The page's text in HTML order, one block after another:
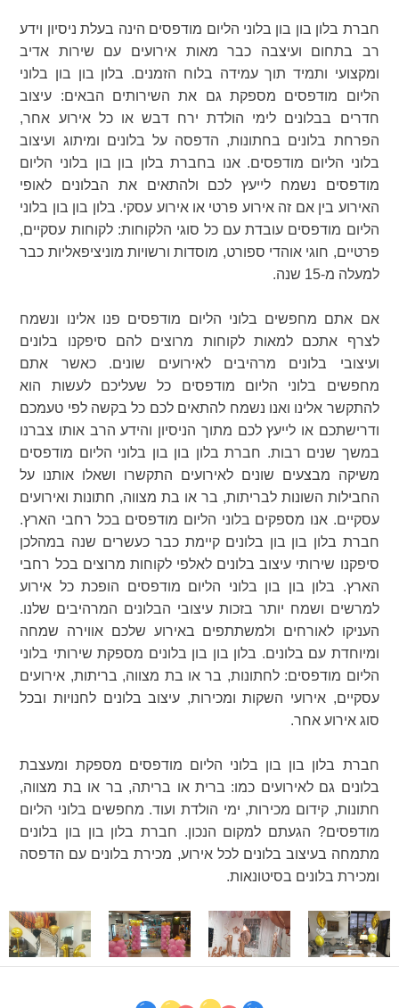
חברת בלון בון בון בלוני הליום מודפסים הינה בעלת ניסיון וידע
רב בתחום ועיצבה כבר מאות אירועים עם שירות אדיב
ומקצועי ותמיד תוך עמידה בלוח הזמנים. בלון בון בון בלוני
הליום מודפסים מספקת גם את השירותים הבאים: עיצוב
חדרים בבלונים לימי הולדת ירח דבש או כל אירוע אחר,
הפרחת בלונים בחתונות, הדפסה על בלונים ומיתוג ועיצוב
בלוני הליום מודפסים. אנו בחברת בלון בון בון בלוני הליום
מודפסים נשמח לייעץ לכם ולהתאים את הבלונים לאופי
האירוע בין אם זה אירוע פרטי או אירוע עסקי. בלון בון בון בלוני
הליום מודפסים עובדת עם כל סוגי הלקוחות: לקוחות עסקיים,
פרטיים, חוגי אוהדי ספורט, מוסדות ורשויות מוניציפאליות כבר
למעלה מ-15 שנה.
אם אתם מחפשים בלוני הליום מודפסים פנו אלינו ונשמח
לצרף אתכם למאות לקוחות מרוצים להם סיפקנו בלונים
ועיצובי בלונים מרהיבים לאירועים שונים. כאשר אתם
מחפשים בלוני הליום מודפסים כל שעליכם לעשות הוא
להתקשר אלינו ואנו נשמח להתאים לכם כל בקשה לפי טעמכם
ודרישתכם או לייעץ לכם מתוך הניסיון והידע הרב אותו צברנו
במשך שנים רבות. חברת בלון בון בון בלוני הליום מודפסים
משיקה מבצעים שונים לאירועים התקשרו ושאלו אותנו על
החבילות השונות לבריתות, בר או בת מצווה, חתונות ואירועים
עסקיים. אנו מספקים בלוני הליום מודפסים בכל רחבי הארץ.
חברת בלון בון בון בלונים קיימת כבר כעשרים שנה במהלכן
סיפקנו שירותי עיצוב בלונים לאלפי לקוחות מרוצים בכל רחבי
הארץ. בלון בון בון בלוני הליום מודפסים הופכת כל אירוע
למרשים ושמח יותר בזכות עיצובי הבלונים המרהיבים שלנו.
העניקו לאורחים ולמשתתפים באירוע שלכם אווירה שמחה
ומיוחדת עם בלונים. בלון בון בון בלונים מספקת שירותי בלוני
הליום מודפסים: לחתונות, בר או בת מצווה, בריתות, אירועים
עסקיים, אירועי השקות ומכירות, עיצוב בלונים לחנויות ובכל
סוג אירוע אחר.
חברת בלון בון בון בלוני הליום מודפסים מספקת ומעצבת
בלונים גם לאירועים כמו: ברית או בריתה, בר או בת מצווה,
חתונות, קידום מכירות, ימי הולדת ועוד. מחפשים בלוני הליום
מודפסים? הגעתם למקום הנכון. חברת בלון בון בון בלונים
מתמחה בעיצוב בלונים לכל אירוע, מכירת בלונים עם הדפסה
ומכירת בלונים בסיטונאות.